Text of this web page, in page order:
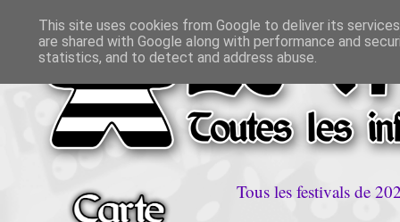
Tous les festivals de
This site uses cookies from Google to deliver its
are shared with Google along with performance and
statistics, and to detect and address abuse.